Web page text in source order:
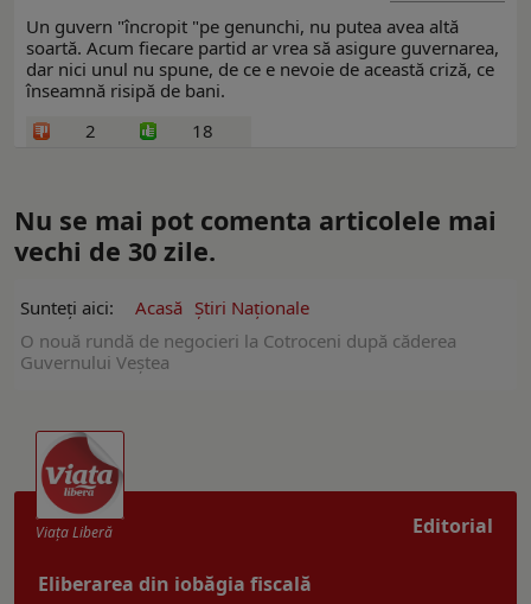
Un guvern "încropit "pe genunchi, nu putea avea altă
soartă. Acum fiecare partid ar vrea să asigure guvernarea,
dar nici unul nu spune, de ce e nevoie de această criză, ce
înseamnă risipă de bani.
2
18
Nu se mai pot comenta articolele mai
vechi de 30 zile.
Sunteți aici: Acasă Ştiri Naţionale
O nouă rundă de negocieri la Cotroceni după căderea
Guvernului Veștea
Editorial
Viaţa Liberă
Eliberarea din iobăgia fiscală